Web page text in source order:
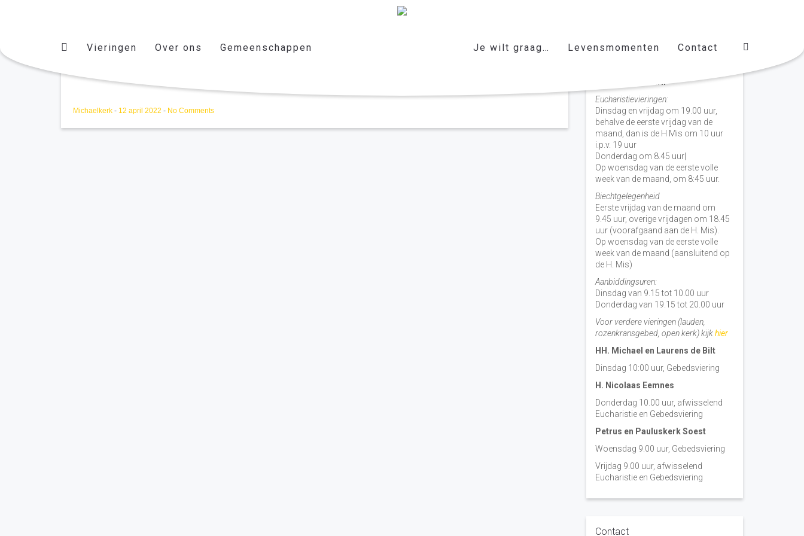
Vieringen Over ons Gemeenschappen Je wilt graag… Levensmomenten Contact
Michaelkerk - 12 april 2022 - No Comments
Vieringen door de week
H. Nicolaas Baarn
Eucharistievieringen:
Dinsdag en vrijdag om 19.00 uur,
behalve de eerste vrijdag van de
maand, dan is de H Mis om 10 uur
i.p.v. 19 uur
Donderdag om 8.45 uur|
Op woensdag van de eerste volle
week van de maand, om 8:45 uur.
Biechtgelegenheid
Eerste vrijdag van de maand om
9.45 uur, overige vrijdagen om 18.45
uur (voorafgaand aan de H. Mis).
Op woensdag van de eerste volle
week van de maand (aansluitend op
de H. Mis)
Aanbiddingsuren:
Dinsdag van 9.15 tot 10.00 uur
Donderdag van 19.15 tot 20.00 uur
Voor verdere vieringen (lauden,
rozenkransgebed, open kerk) kijkhier
HH. Michael en Laurens de Bilt
Dinsdag 10:00 uur, Gebedsviering
H. Nicolaas Eemnes
Donderdag 10.00 uur, afwisselend
Eucharistie en Gebedsviering
Petrus en Pauluskerk Soest
Woensdag 9.00 uur, Gebedsviering
Vrijdag 9.00 uur, afwisselend
Eucharistie en Gebedsviering
Contact